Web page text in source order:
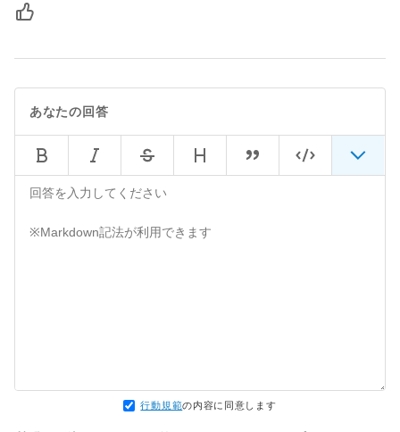
あなたの回答
行動規範の内容に同意します